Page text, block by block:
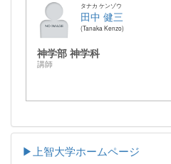
タナカ ケンゾウ
田中 健三
Tanaka Kenzo
神学部 神学科
講師
▶上智大学ホームページ